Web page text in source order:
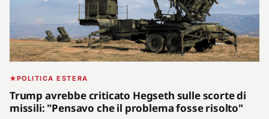
POLITICA ESTERA
Trump avrebbe criticato Hegseth sulle scorte di
missili: "Pensavo che il problema fosse risolto"